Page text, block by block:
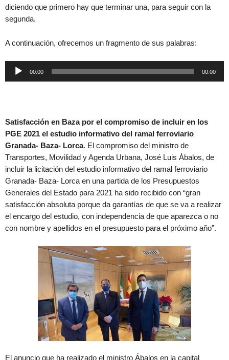
diciendo que primero hay que terminar una, para seguir con la
segunda.
A continuación, ofrecemos un fragmento de sus palabras:
Reproductor
00:00 00:00
Satisfacción en Baza por el compromiso de incluir en los
PGE 2021 el estudio informativo del ramal ferroviario
Granada- Baza- Lorca. El compromiso del ministro de
Transportes, Movilidad y Agenda Urbana, José Luis Ábalos, de
incluir la licitación del estudio informativo del ramal ferroviario
Granada- Baza- Lorca en una partida de los Presupuestos
Generales del Estado para 2021 ha sido recibido con “gran
satisfacción absoluta porque da garantías de que se va a realizar
el encargo del estudio, con independencia de que aparezca o no
con nombre y apellidos en el presupuesto para el próximo año”.
El anuncio que ha realizado el ministro Ábalos en la capital